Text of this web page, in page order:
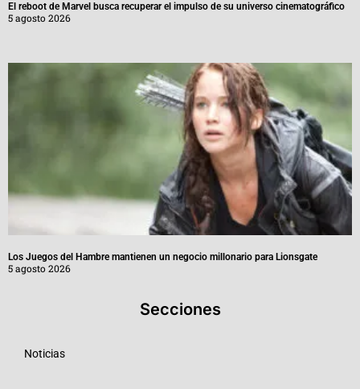
El reboot de Marvel busca recuperar el impulso de su universo cinematográfico
5 agosto 2026
Los Juegos del Hambre mantienen un negocio millonario para Lionsgate
5 agosto 2026
Secciones
Noticias